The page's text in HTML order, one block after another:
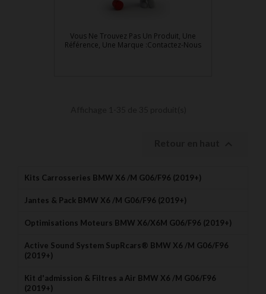
Vous Ne Trouvez Pas Un Produit, Une
Référence, Une Marque :Contactez-Nous
Kits Carrosseries BMW X6 /M G06/F96 (2019+)
Jantes & Pack BMW X6 /M G06/F96 (2019+)
Optimisations Moteurs BMW X6/X6M G06/F96 (2019+)
Active Sound System SupRcars® BMW X6 /M G06/F96
(2019+)
Kit d'admission & Filtres a Air BMW X6 /M G06/F96
(2019+)